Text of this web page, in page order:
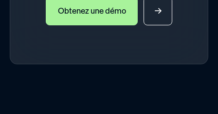
Obtenez une démo